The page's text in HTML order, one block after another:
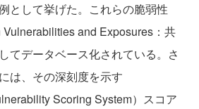
として挙げた。これらの脆弱性
and Exposures：共
てデータベース化されている。さ
は、その深刻度を示す
Scoring System）スコア